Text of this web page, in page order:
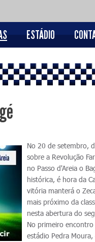
ESTÁDIO
No 20 de setembro,
sobre a Revolução
no Passo d'Areia o
histórica, é hora da
vitória manterá o
mais próximo da
nesta abertura do
No primeiro
estádio Pedra